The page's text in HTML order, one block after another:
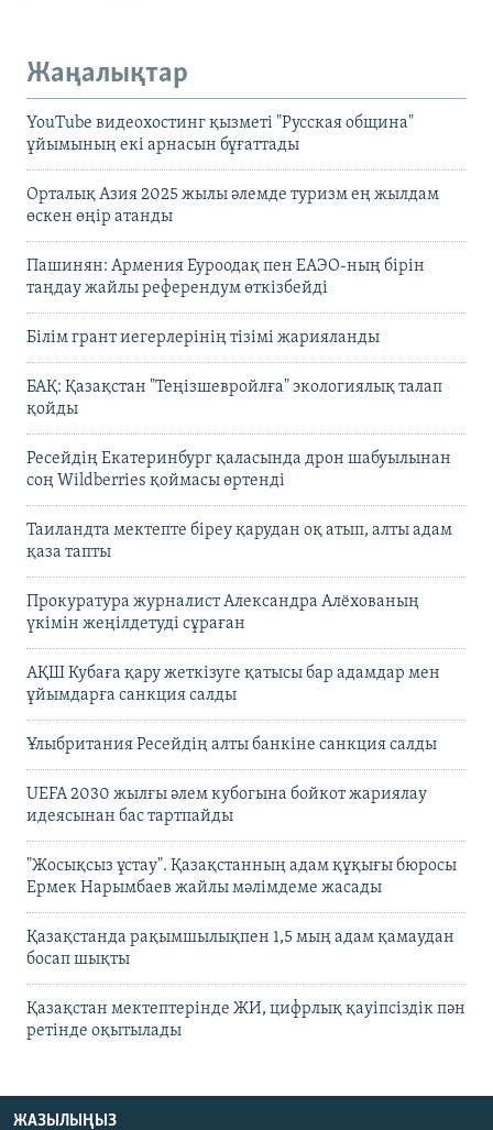
Жаңалықтар
YouTube видеохостинг қызметі "Русская община"
ұйымының екі арнасын бұғаттады
Орталық Азия 2025 жылы әлемде туризм ең жылдам
өскен өңір атанды
Пашинян: Армения Еуроодақ пен ЕАЭО-ның бірін
таңдау жайлы референдум өткізбейді
Білім грант иегерлерінің тізімі жарияланды
БАҚ: Қазақстан "Теңізшевройлға" экологиялық талап
қойды
Ресейдің Екатеринбург қаласында дрон шабуылынан
соң Wildberries қоймасы өртенді
Таиландта мектепте біреу қарудан оқ атып, алты адам
қаза тапты
Прокуратура журналист Александра Алёхованың
үкімін жеңілдетуді сұраған
АҚШ Кубаға қару жеткізуге қатысы бар адамдар мен
ұйымдарға санкция салды
Ұлыбритания Ресейдің алты банкіне санкция салды
UEFA 2030 жылғы әлем кубогына бойкот жариялау
идеясынан бас тартпайды
"Жосықсыз ұстау". Қазақстанның адам құқығы бюросы
Ермек Нарымбаев жайлы мәлімдеме жасады
Қазақстанда рақымшылықпен 1,5 мың адам қамаудан
босап шықты
Қазақстан мектептерінде ЖИ, цифрлық қауіпсіздік пән
ретінде оқытылады
ЖАЗЫЛЫҢЫЗ